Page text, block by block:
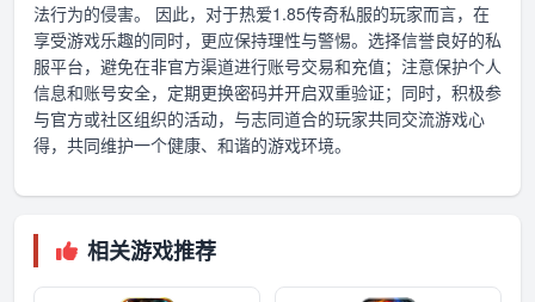
法行为的侵害。 因此，对于热爱1.85传奇私服的玩家而言，在
享受游戏乐趣的同时，更应保持理性与警惕。选择信誉良好的私
服平台，避免在非官方渠道进行账号交易和充值；注意保护个人
信息和账号安全，定期更换密码并开启双重验证；同时，积极参
与官方或社区组织的活动，与志同道合的玩家共同交流游戏心
得，共同维护一个健康、和谐的游戏环境。
相关游戏推荐